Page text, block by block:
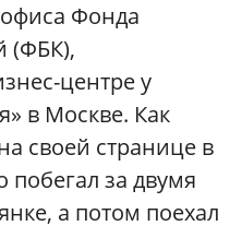
Фонда
(ФБК),
центре у
в Москве. Как
своей странице в
побегал за двумя
а потом поехал